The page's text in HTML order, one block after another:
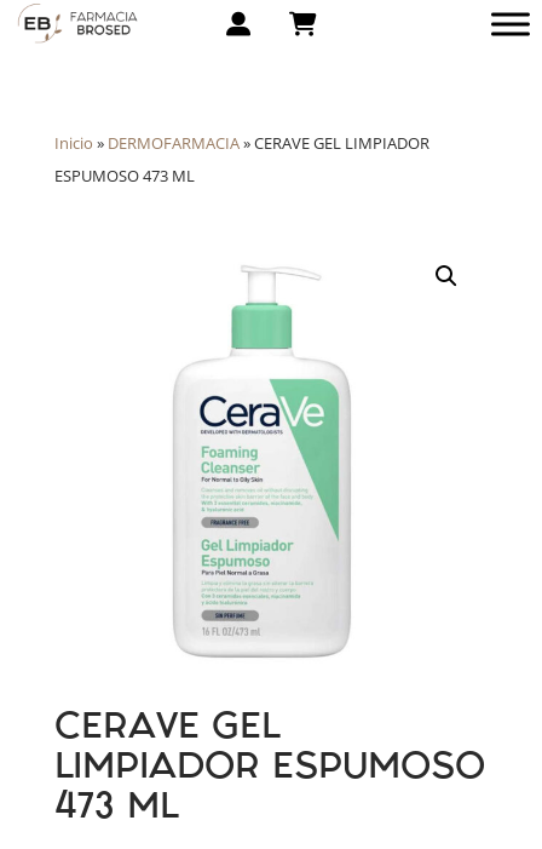
Inicio » DERMOFARMACIA»CERAVE GEL LIMPIADOR
ESPUMOSO 473 ML
CERAVE GEL
LIMPIADOR ESPUMOSO
473 ML